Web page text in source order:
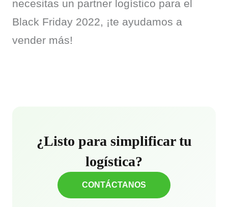
necesitas un partner logístico para el
Black Friday 2022, ¡te ayudamos a
vender más!
¿Listo para simplificar tu
logística?
CONTÁCTANOS